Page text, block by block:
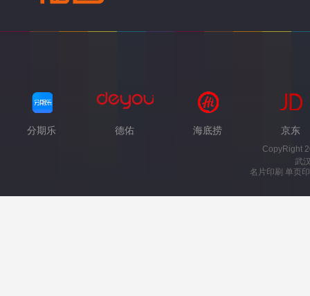
分期乐 德佑 海底捞 京东
CopyRight
武
名片印刷 单页